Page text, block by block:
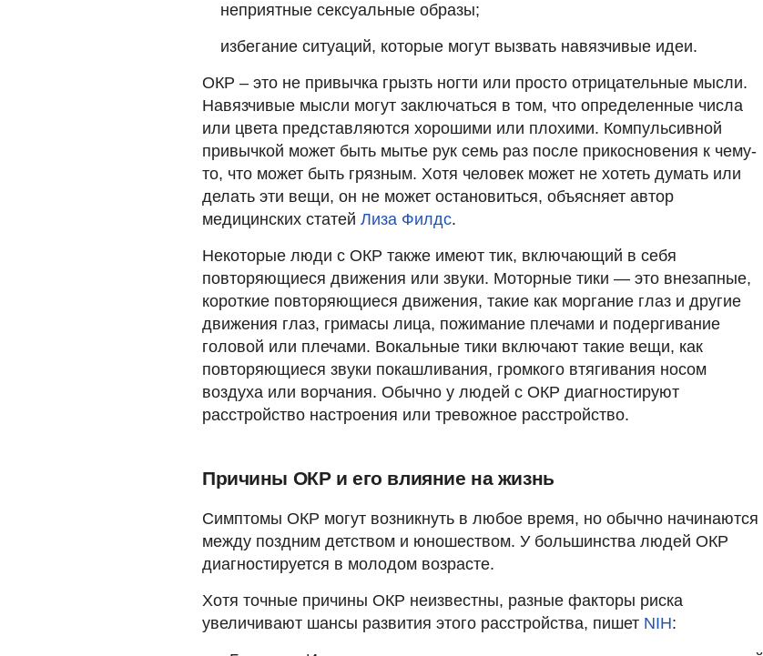
неприятные сексуальные образы;
избегание ситуаций, которые могут вызвать навязчивые идеи.
ОКР – это не привычка грызть ногти или просто отрицательные мысли.
Навязчивые мысли могут заключаться в том, что определенные числа
или цвета представляются хорошими или плохими. Компульсивной
привычкой может быть мытье рук семь раз после прикосновения к чему-
то, что может быть грязным. Хотя человек может не хотеть думать или
делать эти вещи, он не может остановиться, объясняет автор
медицинских статей Лиза Филдс.
Некоторые люди с ОКР также имеют тик, включающий в себя
повторяющиеся движения или звуки. Моторные тики — это внезапные,
короткие повторяющиеся движения, такие как моргание глаз и другие
движения глаз, гримасы лица, пожимание плечами и подергивание
головой или плечами. Вокальные тики включают такие вещи, как
повторяющиеся звуки покашливания, громкого втягивания носом
воздуха или ворчания. Обычно у людей с ОКР диагностируют
расстройство настроения или тревожное расстройство.
Причины ОКР и его влияние на жизнь
Симптомы ОКР могут возникнуть в любое время, но обычно начинаются
между поздним детством и юношеством. У большинства людей ОКР
диагностируется в молодом возрасте.
Хотя точные причины ОКР неизвестны, разные факторы риска
увеличивают шансы развития этого расстройства, пишет NIH: